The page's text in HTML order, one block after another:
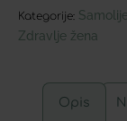
Kategorije:
Zdravlje žena
Opis